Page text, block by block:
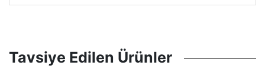
Tavsiye Edilen Ürünler